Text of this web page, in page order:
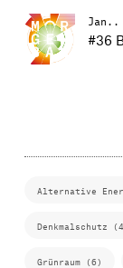
Jan..
#36
Alternative
Denkmalschutz
Grünraum (6)